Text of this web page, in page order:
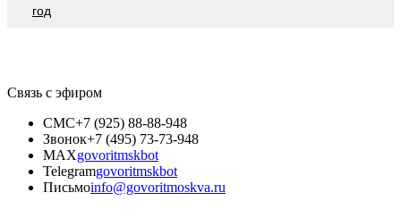
год
Связь с эфиром
СМС+7 (925) 88-88-948
Звонок+7 (495) 73-73-948
MAXgovoritmskbot
Telegramgovoritmskbot
Письмоinfo@govoritmoskva.ru